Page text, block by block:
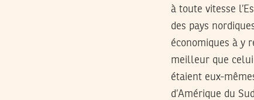
à toute vitesse
des pays
économiques à y
meilleur que celui
étaient eux-
d’Amérique du